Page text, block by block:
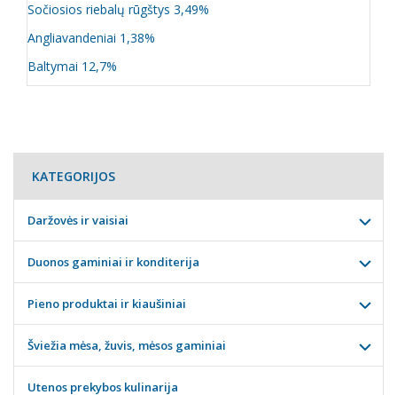
Sočiosios riebalų rūgštys 3,49%
Angliavandeniai 1,38%
Baltymai 12,7%
KATEGORIJOS
Daržovės ir vaisiai
Duonos gaminiai ir konditerija
Pieno produktai ir kiaušiniai
Šviežia mėsa, žuvis, mėsos gaminiai
Utenos prekybos kulinarija